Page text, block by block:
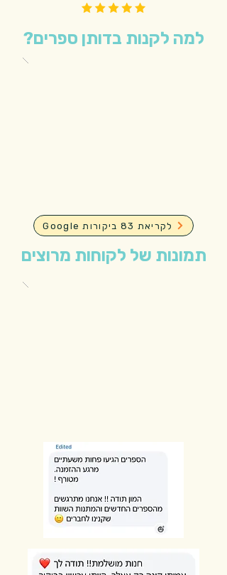
למה לקנות בדותן ספרים?
Google לקריאת 83 ביקורות
תמונות של לקוחות מרוצים